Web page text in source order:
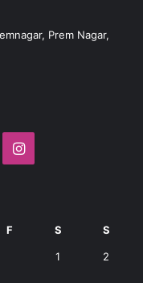
Prem Nagar,
Instagram
F S S
1 2